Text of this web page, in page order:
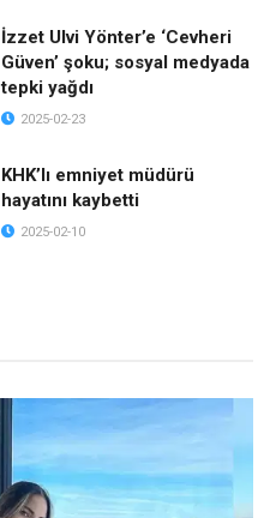
İzzet Ulvi Yönter’e ‘Cevheri
Güven’ şoku; sosyal medyada
tepki yağdı
2025-02-23
KHK’lı emniyet müdürü
hayatını kaybetti
2025-02-10